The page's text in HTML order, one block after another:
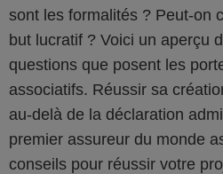
sont les formalités ? Peut-on
but lucratif ? Voici un aperçu
questions que posent les
associatifs. Réussir sa
au-delà de la déclaration
premier assureur du monde
conseils pour réussir votre